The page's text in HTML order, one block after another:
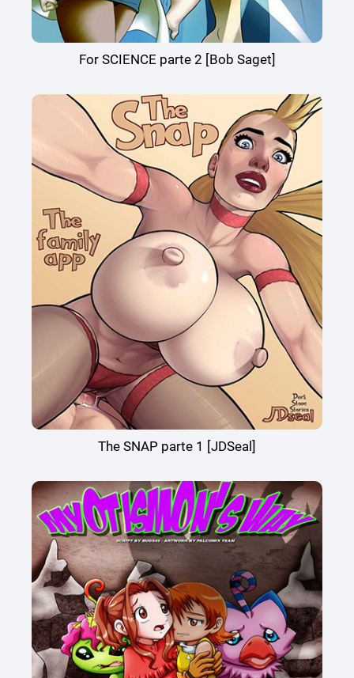
For SCIENCE parte 2 [Bob Saget]
The SNAP parte 1 [JDSeal]